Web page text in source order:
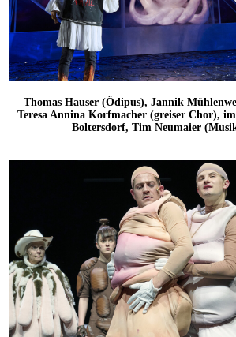
Thomas Hauser (Ödipus), Jannik
Teresa Annina Korfmacher (greiser Chor),
Boltersdorf, Tim Neumaier